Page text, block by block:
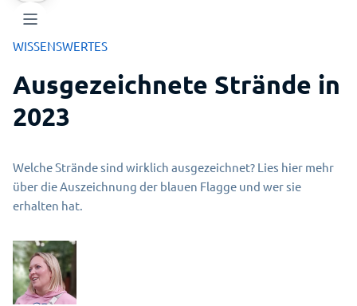
WISSENSWERTES
Ausgezeichnete Strände in
2023
Welche Strände sind wirklich ausgezeichnet? Lies hier mehr
über die Auszeichnung der blauen Flagge und wer sie
erhalten hat.